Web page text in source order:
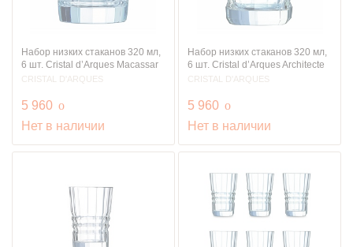
Набор низких стаканов 320 мл,
6 шт. Cristal d’Arques Macassar
CRISTAL D'ARQUES
5 960 руб.
o
Нет в наличии
Набор низких стаканов 320 мл,
6 шт. Cristal d’Arques Architecte
CRISTAL D'ARQUES
5 960 руб.
o
Нет в наличии